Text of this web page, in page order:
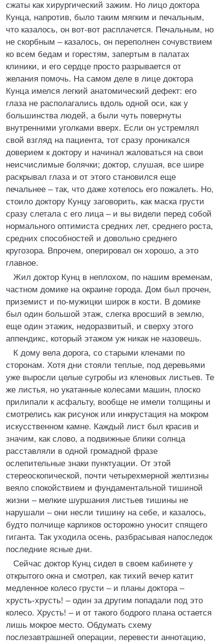
сжаты как хирургический зажим. Но лицо доктора
Кунца, напротив, было таким мягким и печальным,
что казалось, он вот-вот расплачется. Печальным, но
не скорбным – казалось, он переполнен сочувствием
ко всем бедам и горестям, запертым в палатах
клиники, и его сердце просто разрывается от
желания помочь. На самом деле в лице доктора
Кунца имелся легкий анатомический дефект: его
глаза не располагались вдоль одной оси, как у
большинства людей, а были чуть повернуты
внутренними уголками вверх. Если он устремлял
свой взгляд на пациента, тот сразу проникался
доверием к доктору и начинал жаловаться на свои
неисчислимые болячки; доктор, слушая, все шире
раскрывал глаза и от этого становился еще
печальнее – так, что даже хотелось его пожалеть. Но,
стоило доктору Кунцу заговорить, как маска грусти
сразу слетала с его лица – и вы видели перед собой
нормального оптимиста средних лет, среднего роста,
средних способностей и довольно среднего
кругозора. Впрочем, оперировал он хорошо, а это
главное.
Жил доктор Кунц в неплохом, по нашим временам,
частном домике на окраине города. Дом был прочен,
приземист и по-мужицки широк в кости. В домике
был один большой этаж, слегка вросший в землю,
еще один этажик, недоразвитый, и сверху этого
аппендикс, который этажом уж никак не назовешь.
К дому вела дорога, со старыми кленами по
сторонам. Хотя дни стояли теплые, под деревьями
уже выросли целые сугробы из кленовых листьев. Те
же листья, но укатанные колесами машин, плоско
прилипали к асфальту, вообще не имели толщины и
смотрелись как рисунок или инкрустация на мокром
искусственном камне. Каждый лист был красив и
значим, как слово, а подвижные блики солнца
расставляли в одной громадной фразе
ослепительные знаки пунктуации. От этой
стереоскопической, почти четырехмерной желтизны
веяло спокойствием и фундаментальной тишиной
жизни – мелкие шуршания листьев тишины не
нарушали – они несли тишину на себе, и казалось,
будто полчище карликов осторожно уносит спящего
гиганта. Так уходила осень, разбрасывая напоследок
последние ясные дни.
Сейчас доктор Кунц сидел в своем кабинете у
открытого окна и смотрел, как тихий вечер катит
медленное колесо грусти – и планы доктора –
хрусть-хрусть! – один за другим попадали под это
колесо. Хрусть! – и от такого бодрого плана остается
лишь мокрое место. Обдумать схему
послезавтрашней операции, перевести аннотацию,